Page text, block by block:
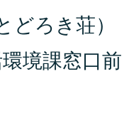
どろき荘）
境課窓口前